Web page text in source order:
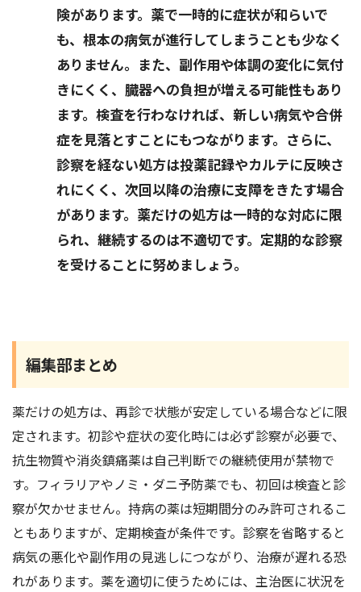
険があります。薬で一時的に症状が和らいで
も、根本の病気が進行してしまうことも少なく
ありません。また、副作用や体調の変化に気付
きにくく、臓器への負担が増える可能性もあり
ます。検査を行わなければ、新しい病気や合併
症を見落とすことにもつながります。さらに、
診察を経ない処方は投薬記録やカルテに反映さ
れにくく、次回以降の治療に支障をきたす場合
があります。薬だけの処方は一時的な対応に限
られ、継続するのは不適切です。定期的な診察
を受けることに努めましょう。
編集部まとめ
薬だけの処方は、再診で状態が安定している場合などに限
定されます。初診や症状の変化時には必ず診察が必要で、
抗生物質や消炎鎮痛薬は自己判断での継続使用が禁物で
す。フィラリアやノミ・ダニ予防薬でも、初回は検査と診
察が欠かせません。持病の薬は短期間分のみ許可されるこ
ともありますが、定期検査が条件です。診察を省略すると
病気の悪化や副作用の見逃しにつながり、治療が遅れる恐
れがあります。薬を適切に使うためには、主治医に状況を